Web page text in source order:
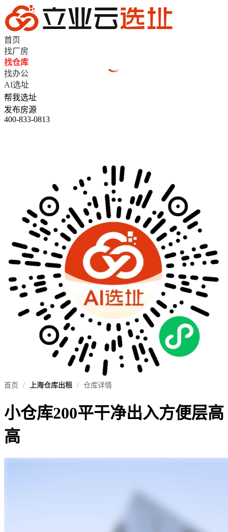
首页
找厂房
找仓库
找办公
AI选址
帮我选址
发布房源
400-833-0813
首页 / 上海仓库出租 / 仓库详情
小仓库200平干净出入方便层高
高